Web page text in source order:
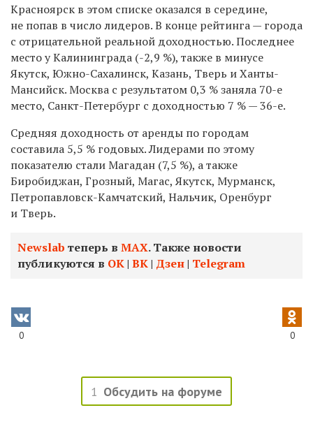
Красноярск в этом списке оказался в середине,
не попав в число лидеров. В конце рейтинга — города
с отрицательной реальной доходностью. Последнее
место у Калининграда (-2,9 %), также в минусе
Якутск, Южно-Сахалинск, Казань, Тверь и Ханты-
Мансийск. Москва с результатом 0,3 % заняла 70-е
место, Санкт-Петербург с доходностью 7 % — 36-е.
Средняя доходность от аренды по городам
составила 5,5 % годовых. Лидерами по этому
показателю стали Магадан (7,5 %), а также
Биробиджан, Грозный, Магас, Якутск, Мурманск,
Петропавловск-Камчатский, Нальчик, Оренбург
и Тверь.
Newslab теперь в МАХ. Также новости
публикуются в ОК| ВК| Дзен| Telegram
0 0
1 Обсудить на форуме